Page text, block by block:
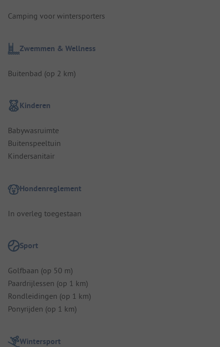
Camping voor wintersporters
Zwemmen & Wellness
Buitenbad (op 2 km)
Kinderen
Babywasruimte
Buitenspeeltuin
Kindersanitair
Hondenreglement
In overleg toegestaan
Sport
Golfbaan (op 50 m)
Paardrijlessen (op 1 km)
Rondleidingen (op 1 km)
Ponyrijden (op 1 km)
Wintersport